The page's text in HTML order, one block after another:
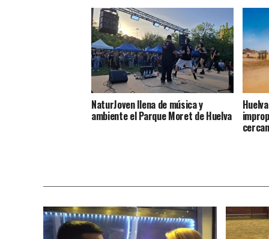
NaturJoven llena de música y
ambiente el Parque Moret de Huelva